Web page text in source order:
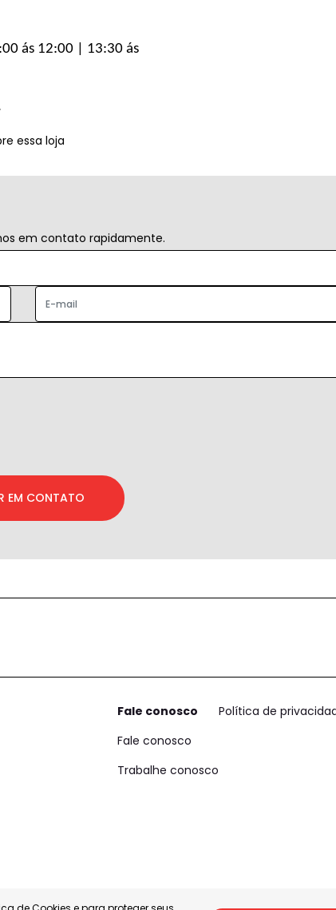
ás 12:00 | 13:30 ás
essa loja
em contato rapidamente.
EM CONTATO
Fale conosco
Fale conosco
Trabalhe conosco
Política de